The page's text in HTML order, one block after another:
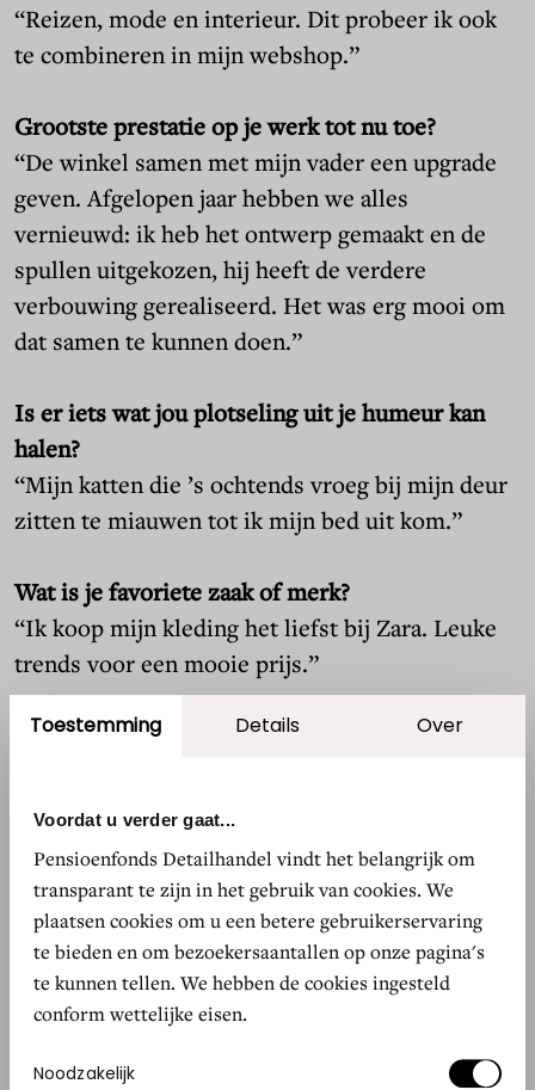
Toestemming Details Over
Voordat u verder gaat...
Pensioenfonds Detailhandel vindt het belangrijk om
transparant te zijn in het gebruik van cookies. We
plaatsen cookies om u een betere gebruikerservaring
te bieden en om bezoekersaantallen op onze pagina's
te kunnen tellen. We hebben de cookies ingesteld
conform wettelijke eisen.
Toestemmingsselectie
Noodzakelijk
“Reizen, mode en interieur. Dit probeer ik ook
te combineren in mijn webshop.”
Grootste prestatie op je werk tot nu toe?
“De winkel samen met mijn vader een upgrade
geven. Afgelopen jaar hebben we alles
vernieuwd: ik heb het ontwerp gemaakt en de
spullen uitgekozen, hij heeft de verdere
verbouwing gerealiseerd. Het was erg mooi om
dat samen te kunnen doen.”
Is er iets wat jou plotseling uit je humeur kan
halen?
“Mijn katten die ’s ochtends vroeg bij mijn deur
zitten te miauwen tot ik mijn bed uit kom.”
Wat is je favoriete zaak of merk?
“Ik koop mijn kleding het liefst bij Zara. Leuke
trends voor een mooie prijs.”
welvoorme
buitenland”
JAIMY STAHLECKER, STAHLECKER BEHANG
Wat is voor jou het toppunt van geluk?